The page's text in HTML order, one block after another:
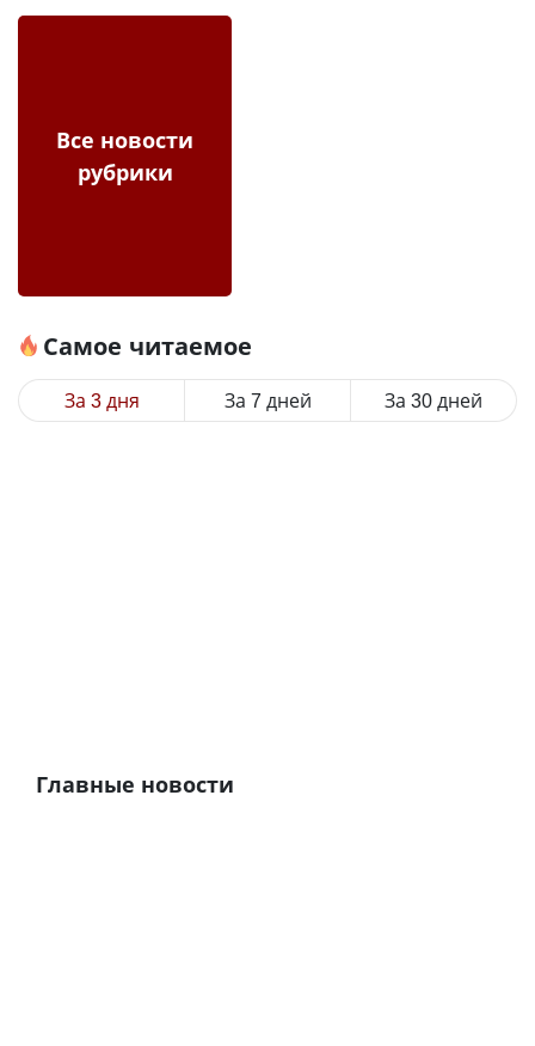
Все новости
рубрики
Самое читаемое
За 3 дня За 7 дней За 30 дней
Главные новости